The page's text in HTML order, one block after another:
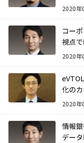
2020年
コー
視点
2020年
化の
2020年
情報
デー